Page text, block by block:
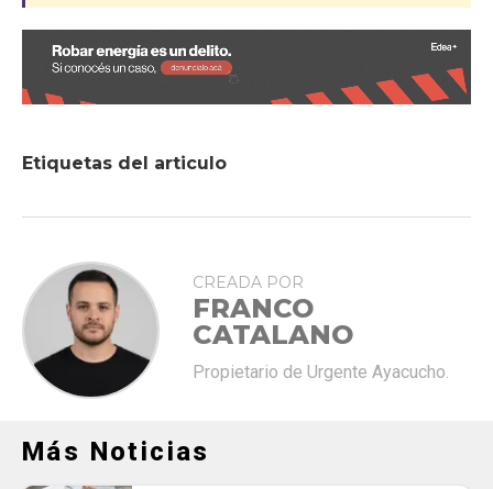
Etiquetas del articulo
CREADA POR
FRANCO
CATALANO
Propietario de Urgente Ayacucho.
Más Noticias